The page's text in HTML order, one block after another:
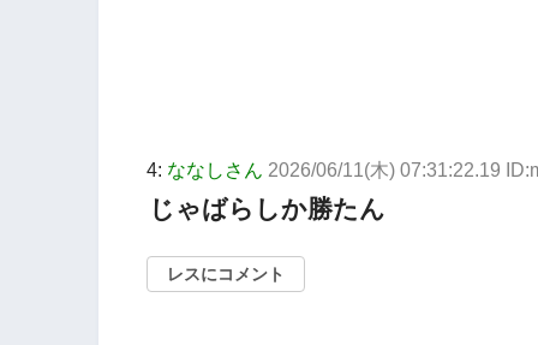
4: ななしさん 2026/06/11(木) 07:31:22.19
じゃばらしか勝たん
レスにコメント